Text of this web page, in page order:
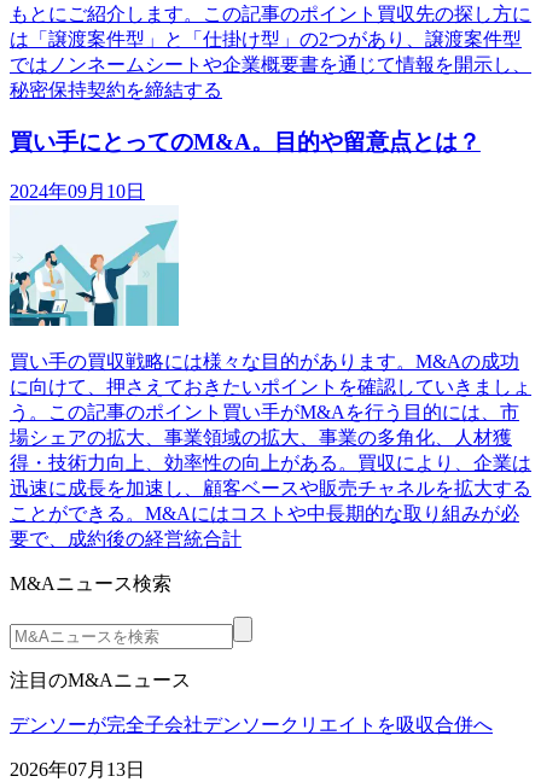
もとにご紹介します。この記事のポイント買収先の探し方に
は「譲渡案件型」と「仕掛け型」の2つがあり、譲渡案件型
ではノンネームシートや企業概要書を通じて情報を開示し、
秘密保持契約を締結する
買い手にとってのM&A。目的や留意点とは？
2024年09月10日
買い手の買収戦略には様々な目的があります。M&Aの成功
に向けて、押さえておきたいポイントを確認していきましょ
う。この記事のポイント買い手がM&Aを行う目的には、市
場シェアの拡大、事業領域の拡大、事業の多角化、人材獲
得・技術力向上、効率性の向上がある。買収により、企業は
迅速に成長を加速し、顧客ベースや販売チャネルを拡大する
ことができる。M&Aにはコストや中長期的な取り組みが必
要で、成約後の経営統合計
M&Aニュース検索
注目のM&Aニュース
デンソーが完全子会社デンソークリエイトを吸収合併へ
2026年07月13日